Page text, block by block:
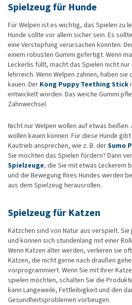
Spielzeug für Hunde
Für Welpen ist es wichtig, das Spielen zu
Hunde sollte vor allem sicher sein. Es
eine Verstopfung verursachen könnten.
einem robusten Gummi gefertigt. Wenn
Leckerlis füllt, macht das Spielen nicht
lehrreich. Wenn Welpen zahnen, haben
kauen. Der Kong Puppy Teething Stick
entwickelt worden. Das weiche Gummi
Zahnwechsel.
Nicht nur Welpen wollen auf etwas beißen.
wollen kauen können. Für diese Hunde
Kautrieb ansprechen, wie z. B. derSumo
Sie möchten das Spielen fördern? Dann
Spielzeuge, die Sie mit etwas Leckerem
und die Bewegung Ihres Hundes werden
aus dem Spielzeug herausrollen.
Spielzeug für Katzen
Kätzchen sind von Natur aus verspielt.
und können sich stundenlang mit einer
Wenn Katzen älter werden, verlieren sie
Katzen, die nicht gerne nach draußen
vorprogrammiert. Wenn Sie mit Ihrer
spielen möchten, schalten Sie die
kann Langeweile, Fettleibigkeit und den
Gesundheitsproblemen vorbeugen.